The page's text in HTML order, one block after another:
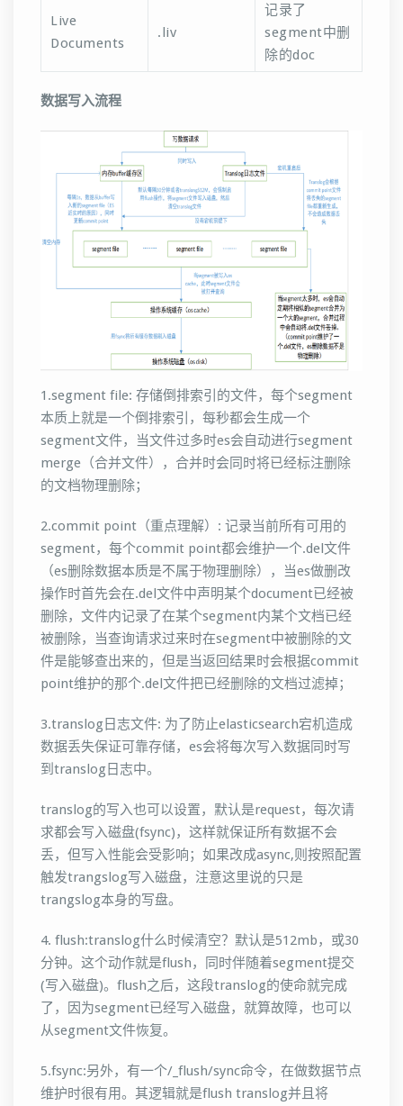
Live
Documents
.liv
记录了
segment中删
除的doc
数据写入流程
1.segment file: 存储倒排索引的文件，每个segment
本质上就是一个倒排索引，每秒都会生成一个
segment文件，当文件过多时es会自动进行segment
merge（合并文件），合并时会同时将已经标注删除
的文档物理删除；
2.commit point（重点理解）: 记录当前所有可用的
segment，每个commit point都会维护一个.del文件
（es删除数据本质是不属于物理删除），当es做删改
操作时首先会在.del文件中声明某个document已经被
删除，文件内记录了在某个segment内某个文档已经
被删除，当查询请求过来时在segment中被删除的文
件是能够查出来的，但是当返回结果时会根据commit
point维护的那个.del文件把已经删除的文档过滤掉；
3.translog日志文件: 为了防止elasticsearch宕机造成
数据丢失保证可靠存储，es会将每次写入数据同时写
到translog日志中。
translog的写入也可以设置，默认是request，每次请
求都会写入磁盘(fsync)，这样就保证所有数据不会
丢，但写入性能会受影响；如果改成async,则按照配置
触发trangslog写入磁盘，注意这里说的只是
trangslog本身的写盘。
4. flush:translog什么时候清空？默认是512mb，或30
分钟。这个动作就是flush，同时伴随着segment提交
(写入磁盘)。flush之后，这段translog的使命就完成
了，因为segment已经写入磁盘，就算故障，也可以
从segment文件恢复。
5.fsync:另外，有一个/_flush/sync命令，在做数据节点
维护时很有用。其逻辑就是flush translog并且将